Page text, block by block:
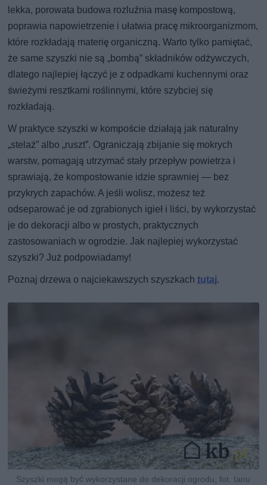
lekka, porowata budowa rozluźnia masę kompostową,
poprawia napowietrzenie i ułatwia pracę mikroorganizmom,
które rozkładają materię organiczną. Warto tylko pamiętać,
że same szyszki nie są „bombą” składników odżywczych,
dlatego najlepiej łączyć je z odpadkami kuchennymi oraz
świeżymi resztkami roślinnymi, które szybciej się
rozkładają.
W praktyce szyszki w kompoście działają jak naturalny
„stelaż” albo „ruszt”. Ograniczają zbijanie się mokrych
warstw, pomagają utrzymać stały przepływ powietrza i
sprawiają, że kompostowanie idzie sprawniej — bez
przykrych zapachów. A jeśli wolisz, możesz też
odseparować je od zgrabionych igieł i liści, by wykorzystać
je do dekoracji albo w prostych, praktycznych
zastosowaniach w ogrodzie. Jak najlepiej wykorzystać
szyszki? Już podpowiadamy!
Poznaj drzewa o najciekawszych szyszkachtutaj.
Szyszki mogą być wykorzystane do dekoracji ogrodu, fot. Ianu